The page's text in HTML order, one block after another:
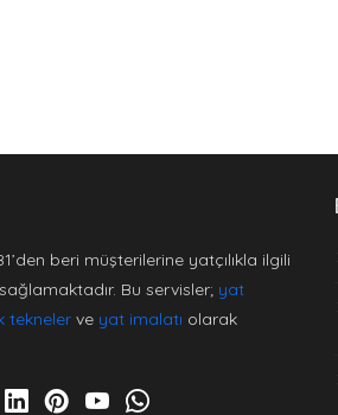
beri müşterilerine yatçılıkla ilgili
Bu servisler; yat
tekneler ve yat imalatı olarak